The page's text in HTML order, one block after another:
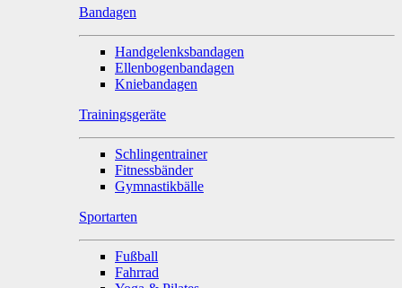
Bandagen
Handgelenksbandagen
Ellenbogenbandagen
Kniebandagen
Trainingsgeräte
Schlingentrainer
Fitnessbänder
Gymnastikbälle
Sportarten
Fußball
Fahrrad